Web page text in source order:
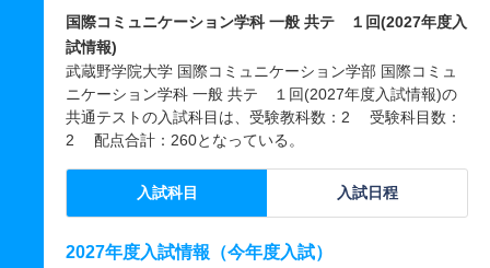
国際コミュニケーション学科 一般 共テ １回(2027年度入
試情報)
武蔵野学院大学 国際コミュニケーション学部 国際コミュ
ニケーション学科 一般 共テ １回(2027年度入試情報)の
共通テストの入試科目は、受験教科数：2 受験科目数：
2 配点合計：260となっている。
入試科目 入試日程
2027年度入試情報（今年度入試）